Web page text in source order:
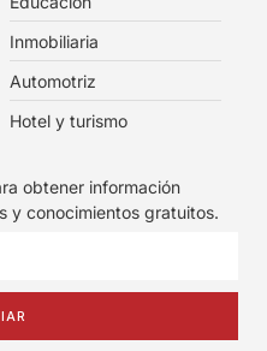
Inmobiliaria
Automotriz
Hotel y turismo
obtener información
y conocimientos gratuitos.